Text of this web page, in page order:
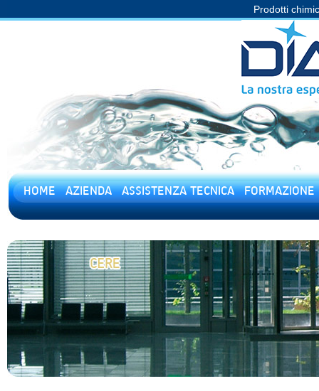
Prodotti
HOME AZIENDA ASSISTENZA TECNICA FORMAZIONE